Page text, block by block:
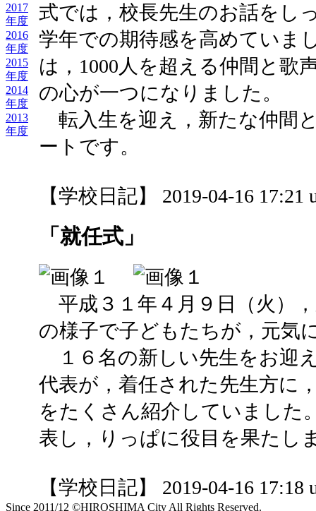
2017
年度
2016
年度
2015
年度
2014
年度
2013
年度
式では，校長先生のお話をし
学年での期待感を高めていま
は，1000人を超える仲間と歌
の心が一つになりました。
転入生を迎え，新たな仲間
ートです。
【学校日記】 2019-04-16 17:21
「就任式」
平成３１年４月９日（火）
の様子で子どもたちが，元気
１６名の新しい先生をお迎
代表が，着任された先生方に
をたくさん紹介していました
表し，りっぱに役目を果たし
【学校日記】 2019-04-16 17:18
Since 2011/12 ©HIROSHIMA City All Rights Reserved.